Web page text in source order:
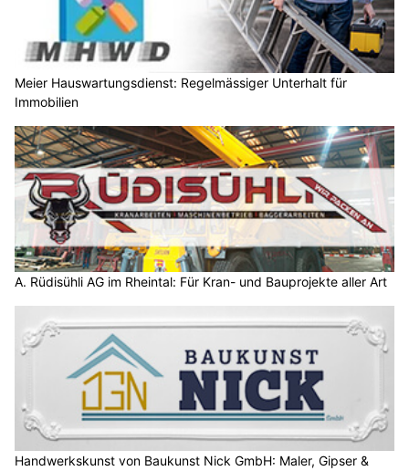
Meier Hauswartungsdienst: Regelmässiger Unterhalt für
Immobilien
A. Rüdisühli AG im Rheintal: Für Kran- und Bauprojekte aller Art
Handwerkskunst von Baukunst Nick GmbH: Maler, Gipser &